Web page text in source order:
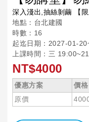
深入淺出,抽絲剝繭 【
地點：台北建國
時數：16
起迄日期：2027-01-
上課時間：三
NT$4000
優惠方案 價格
原價